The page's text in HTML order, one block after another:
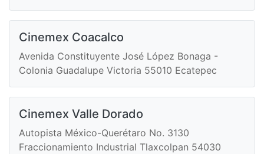
Cinemex Coacalco
Avenida Constituyente José López Bonaga -
Colonia Guadalupe Victoria 55010 Ecatepec
Cinemex Valle Dorado
Autopista México-Querétaro No. 3130
Fraccionamiento Industrial Tlaxcolpan 54030